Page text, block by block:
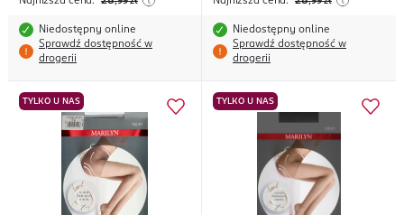
Niedostępny online
Sprawdź dostępność w
drogerii
Niedostępny online
Sprawdź dostępność w
drogerii
TYLKO U NAS TYLKO U NAS